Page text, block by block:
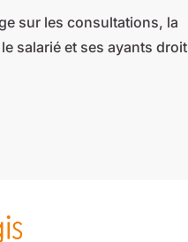
sur les consultations, la
salarié et ses ayants droit